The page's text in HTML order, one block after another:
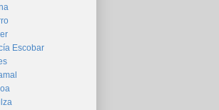
Escobar